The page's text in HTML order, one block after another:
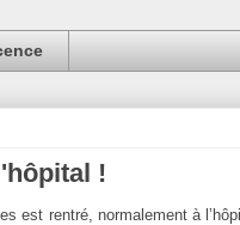
!
est rentré, normalement à